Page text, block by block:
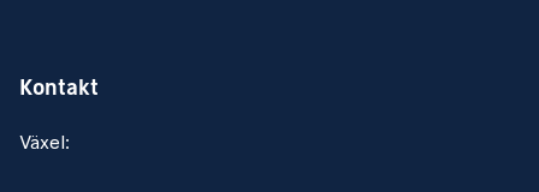
Kontakt
Växel: